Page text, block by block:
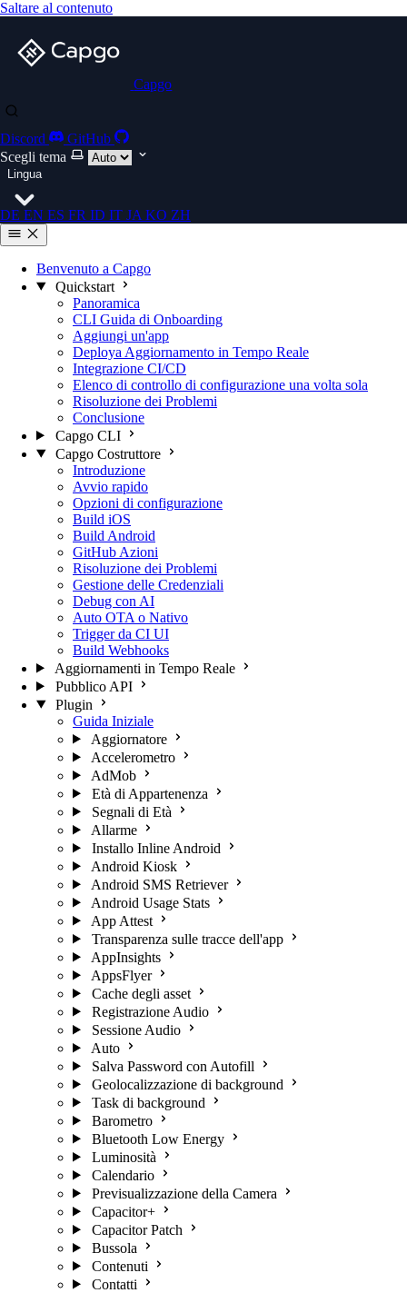
Saltare al contenuto
Capgo
Discord
GitHub
Scegli tema
Lingua
DE EN ES FR ID IT JA KO ZH
Benvenuto a Capgo
Quickstart
Panoramica
CLI Guida di Onboarding
Aggiungi un'app
Deploya Aggiornamento in Tempo Reale
Integrazione CI/CD
Elenco di controllo di configurazione una volta sola
Risoluzione dei Problemi
Conclusione
Capgo CLI
Capgo Costruttore
Introduzione
Avvio rapido
Opzioni di configurazione
Build iOS
Build Android
GitHub Azioni
Risoluzione dei Problemi
Gestione delle Credenziali
Debug con AI
Auto OTA o Nativo
Trigger da CI UI
Build Webhooks
Aggiornamenti in Tempo Reale
Pubblico API
Plugin
Guida Iniziale
Aggiornatore
Accelerometro
AdMob
Età di Appartenenza
Segnali di Età
Allarme
Installo Inline Android
Android Kiosk
Android SMS Retriever
Android Usage Stats
App Attest
Transparenza sulle tracce dell'app
AppInsights
AppsFlyer
Cache degli asset
Registrazione Audio
Sessione Audio
Auto
Salva Password con Autofill
Geolocalizzazione di background
Task di background
Barometro
Bluetooth Low Energy
Luminosità
Calendario
Previsualizzazione della Camera
Capacitor+
Capacitor Patch
Bussola
Contenuti
Contatti